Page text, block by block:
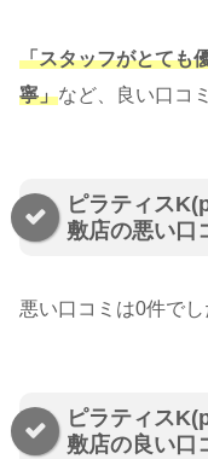
「スタッフがとても
寧」など、良い口コ
ピラティス
敷店の悪い口
悪い口コミは0件でし
ピラティス
敷店の良い口